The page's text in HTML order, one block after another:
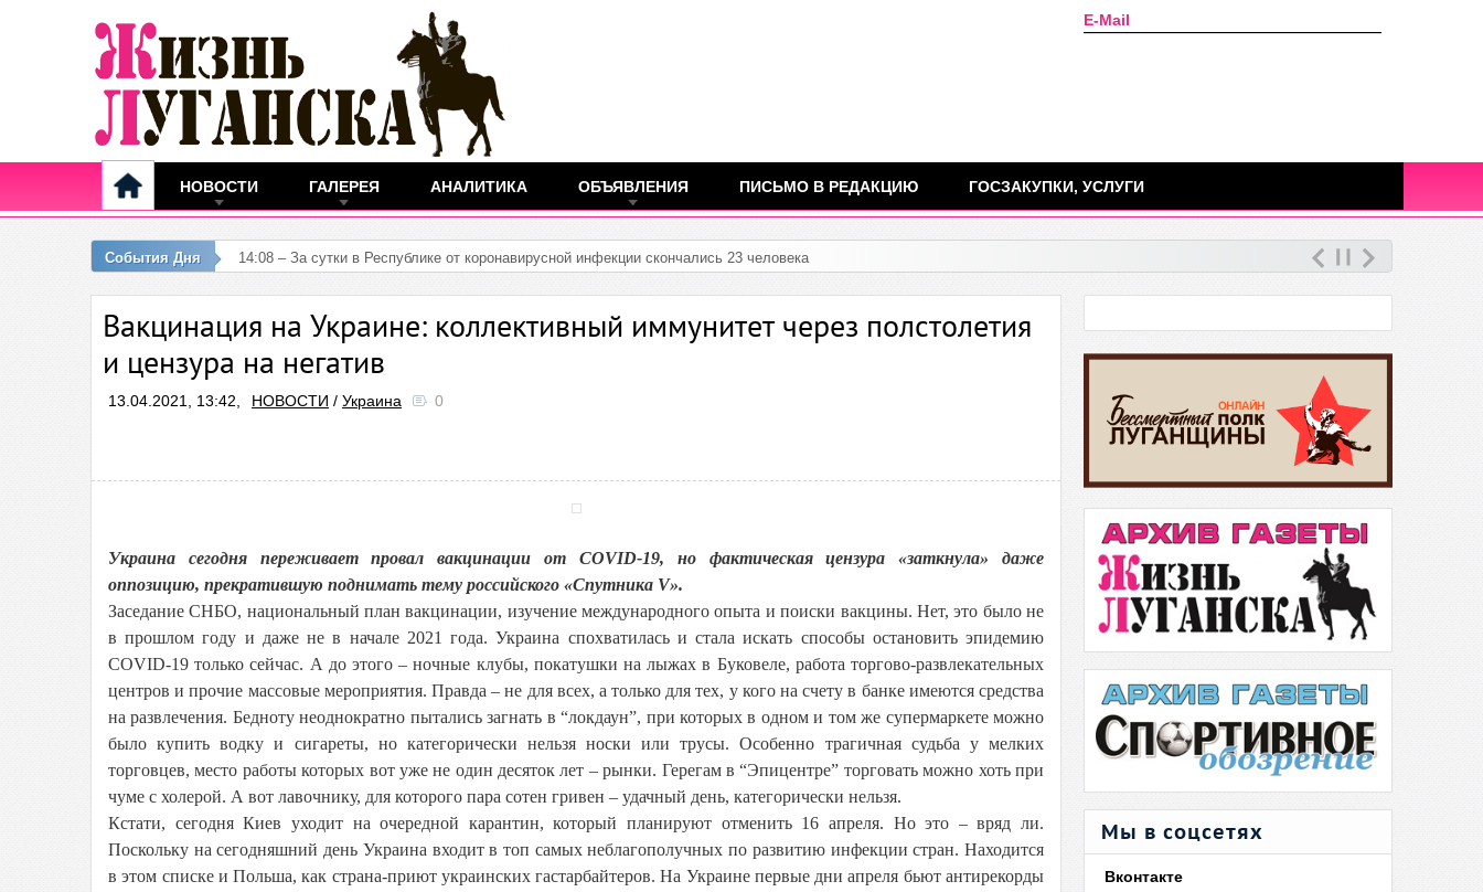
E-Mail
НОВОСТИ ГАЛЕРЕЯ АНАЛИТИКА ОБЪЯВЛЕНИЯ ПИСЬМО В РЕДАКЦИЮ ГОСЗАКУПКИ, УСЛУГИ
События Дня 12:25 – В ЛНР заре
Вакцинация на Украине: коллективный иммунитет через полстолетия
и цензура на негатив
13.04.2021, 13:42, НОВОСТИ / Украина 0
Украина сегодня переживает провал вакцинации от COVID-19, но фактическая цензура «заткнула» даже
оппозицию, прекратившую поднимать тему российского «Спутника V».
Заседание СНБО, национальный план вакцинации, изучение международного опыта и поиски вакцины. Нет, это было не
в прошлом году и даже не в начале 2021 года. Украина спохватилась и стала искать способы остановить эпидемию
COVID-19 только сейчас. А до этого – ночные клубы, покатушки на лыжах в Буковеле, работа торгово-развлекательных
центров и прочие массовые мероприятия. Правда – не для всех, а только для тех, у кого на счету в банке имеются средства
на развлечения. Бедноту неоднократно пытались загнать в “локдаун”, при которых в одном и том же супермаркете можно
было купить водку и сигареты, но категорически нельзя носки или трусы. Особенно трагичная судьба у мелких
торговцев, место работы которых вот уже не один десяток лет – рынки. Герегам в “Эпицентре” торговать можно хоть при
чуме с холерой. А вот лавочнику, для которого пара сотен гривен – удачный день, категорически нельзя.
Кстати, сегодня Киев уходит на очередной карантин, который планируют отменить 16 апреля. Но это – вряд ли.
Поскольку на сегодняшний день Украина входит в топ самых неблагополучных по развитию инфекции стран. Находится
в этом списке и Польша, как страна-приют украинских гастарбайтеров. На Украине первые дни апреля бьют антирекорды
Мы в соцсетях
Вконтакте